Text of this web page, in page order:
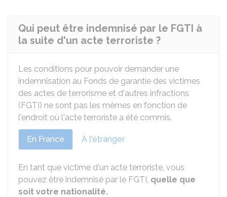
Qui peut être indemnisé par le FGTI à
la suite d'un acte terroriste ?
Les conditions pour pouvoir demander une
indemnisation au Fonds de garantie des victimes
des actes de terrorisme et d'autres infractions
(FGTI) ne sont pas les mêmes en fonction de
l'endroit où l'acte terroriste a été commis.
En France À l'étranger
En tant que victime d'un acte terroriste, vous
pouvez être indemnisé par le FGTI, quelle que
soit votre nationalité.